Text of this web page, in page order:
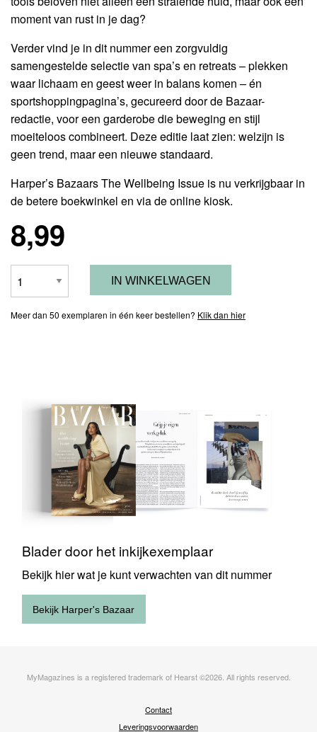
moment van rust in je dag?
Verder vind je in dit nummer een zorgvuldig
samengestelde selectie van spa’s en retreats – plekken
waar lichaam en geest weer in balans komen – én
sportshoppingpagina’s, gecureerd door de Bazaar-
redactie, voor een garderobe die beweging en stijl
moeiteloos combineert. Deze editie laat zien: welzijn is
geen trend, maar een nieuwe standaard.
Harper’s Bazaars The Wellbeing Issue is nu verkrijgbaar in
de betere boekwinkel en via de online kiosk.
8,99
Meer dan 50 exemplaren in één keer bestellen? Klik dan hier
inkijkexemplaar
Blader door het inkijkexemplaar
Bekijk hier wat je kunt verwachten van dit nummer
Bekijk Harper's Bazaar
MyMagazines is a registered trademark of Hearst ©2026. All rights reserved.
Contact
Leveringsvoorwaarden